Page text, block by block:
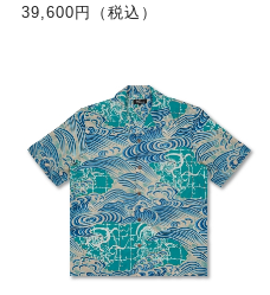
39,600円（税込）